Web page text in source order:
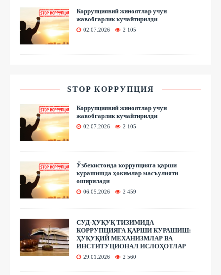
Коррупциявий жиноятлар учун
жавобгарлик кучайтирилди
02.07.2026 2 105
STOP КОРРУПЦИЯ
Коррупциявий жиноятлар учун
жавобгарлик кучайтирилди
02.07.2026 2 105
Ўзбекистонда коррупцияга қарши
курашишда ҳокимлар масъулияти
оширилади
06.05.2026 2 459
СУД-ҲУҚУҚ ТИЗИМИДА
КОРРУПЦИЯГА ҚАРШИ КУРАШИШ:
ҲУҚУҚИЙ МЕХАНИЗМЛАР ВА
ИНСТИТУЦИОНАЛ ИСЛОҲОТЛАР
29.01.2026 2 560